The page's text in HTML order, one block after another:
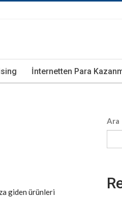
İnternetten Para
giden ürünleri
Ara